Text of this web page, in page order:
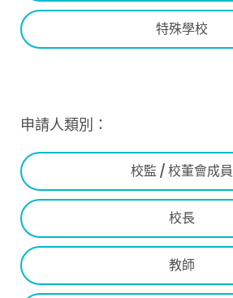
特殊學校
申請人類別：
校監 / 校董會成員
校長
教師